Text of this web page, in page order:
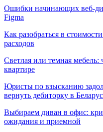
Ошибки начинающих веб-
Figma
Как разобраться в
расходов
Светлая или темная
квартире
Юристы по взысканию
вернуть дебиторку в
Выбираем диван в офис:
ожидания и приемной